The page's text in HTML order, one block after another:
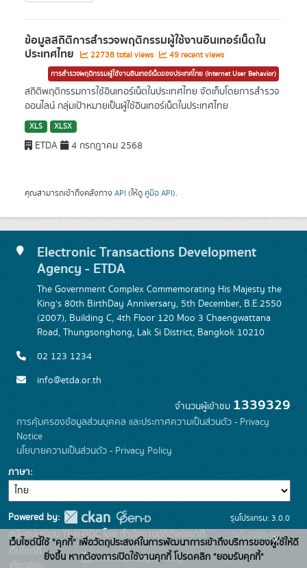
ข้อมูลสถิติการสำรวจพฤติกรรมผู้ใช้งานอินเทอร์เน็ตใน
ประเทศไทย 22738 total views 49 recent views
การสำรวจพฤติกรรมผู้ใช้งานอินเทอร์เน็ตของประเทศไทย (Internet User Behavior)
สถิติพฤติกรรมการใช้อินเทอร์เน็ตในประเทศไทย จัดเก็บโดยการสำรวจ
ออนไลน์ กลุ่มเป้าหมายเป็นผู้ใช้อินเทอร์เน็ตในประเทศไทย
XLS XLSX
ETDA 4 กรกฎาคม 2568
คุณสามารถเข้าถึงคลังทาง API (ให้ดู คู่มือ API).
Electronic Transactions Development
Agency - ETDA
The Government Complex Commemorating His Majesty the
King's 80th BirthDay Anniversary, 5th December, B.E.2550
(2007), Building C, 4th Floor 120 Moo 3 Chaengwattana
Road, Thungsonghong, Lak Si District, Bangkok 10210
02 123 1234
info@etda.or.th
จำนวนผู้เข้าชม 1339329
การคุ้มครองข้อมูลส่วนบุคคล และประกาศความเป็นส่วนตัว - Privacy
Notice
นโยบายความเป็นส่วนตัว - Privacy Policy
ภาษา
Powered by:
สนับสนุนระบบ Thai-GDC โดย สำนักงานสถิติแห่งชาติ
เว็บไซต์ที่
ระบบบัญชีข้อมูลภาครัฐ
รุ่นโปรแกรม: 3.0.0
วันที่: 2025-06-
26
เว็บไซต์นี้ใช้ "คุกกี้" เพื่อวัตถุประสงค์ในการพัฒนาการเข้าถึงบริการของผู้ใช้ให้ดี
ยิ่งขึ้น หากต้องการเปิดใช้งานคุกกี้ โปรดคลิก "ยอมรับคุกกี้"
x